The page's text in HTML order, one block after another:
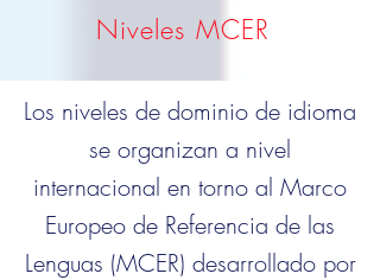
Niveles MCER
Los niveles de dominio de idioma
se organizan a nivel
internacional en torno al Marco
Europeo de Referencia de las
Lenguas (MCER) desarrollado por